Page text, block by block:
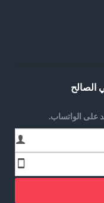
الصالح
على الواتساب.